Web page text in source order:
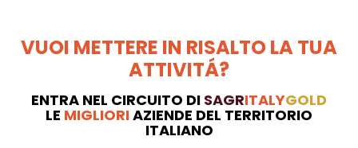
VUOI METTERE IN RISALTO LA TUA
ATTIVITÁ?
ENTRA NEL CIRCUITO DI SAGRITALYGOLD
LE MIGLIORIAZIENDE DEL TERRITORIO
ITALIANO